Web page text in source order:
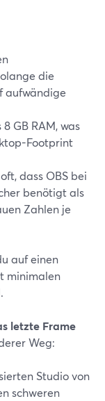
die
aufwändige
GB RAM, was
Footprint
dass OBS bei
benötigt als
Zahlen je
auf einen
minimalen
letzte Frame
Weg:
Studio von
schweren